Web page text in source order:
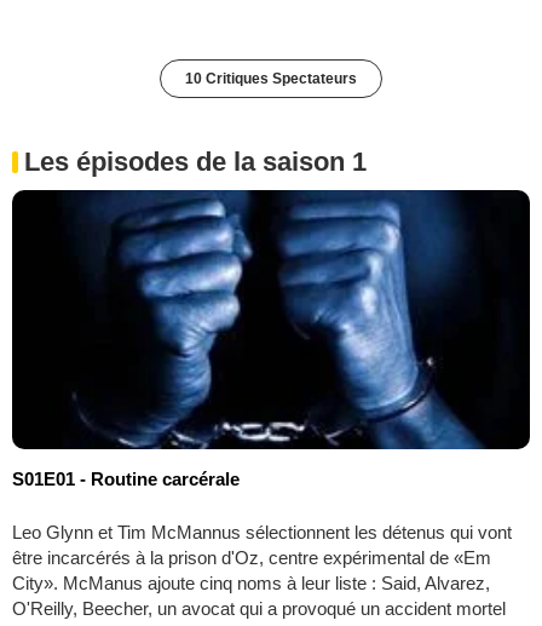
10 Critiques Spectateurs
Les épisodes de la saison 1
S01E01 - Routine carcérale
Leo Glynn et Tim McMannus sélectionnent les détenus qui vont
être incarcérés à la prison d'Oz, centre expérimental de «Em
City». McManus ajoute cinq noms à leur liste : Said, Alvarez,
O'Reilly, Beecher, un avocat qui a provoqué un accident mortel